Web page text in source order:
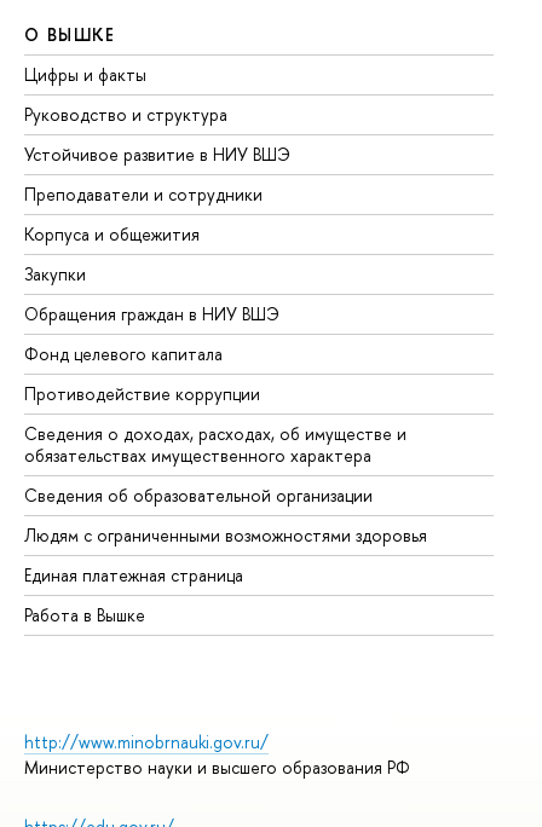
О ВЫШКЕ
Цифры и факты
Руководство и структура
Устойчивое развитие в НИУ ВШЭ
Преподаватели и сотрудники
Корпуса и общежития
Закупки
Обращения граждан в НИУ ВШЭ
Фонд целевого капитала
Противодействие коррупции
Сведения о доходах, расходах, об имуществе и
обязательствах имущественного характера
Сведения об образовательной организации
Людям с ограниченными возможностями здоровья
Единая платежная страница
Работа в Вышке
http://www.minobrnauki.gov.ru/
Министерство науки и высшего образования РФ